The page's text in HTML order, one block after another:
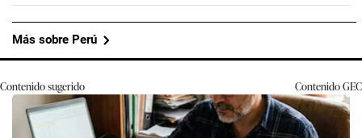
Más sobre Perú
Contenido sugerido ContenidoGEC